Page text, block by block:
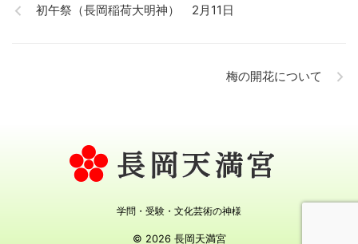
初午祭（長岡稲荷大明神） 2月11日
梅の開花について
学問・受験・文化芸術の神様
© 2026 長岡天満宮